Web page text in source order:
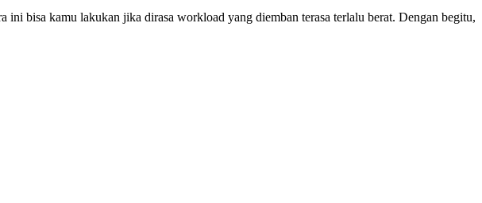
bisa kamu lakukan jika dirasa workload yang diemban terasa terlalu berat. Dengan begitu,